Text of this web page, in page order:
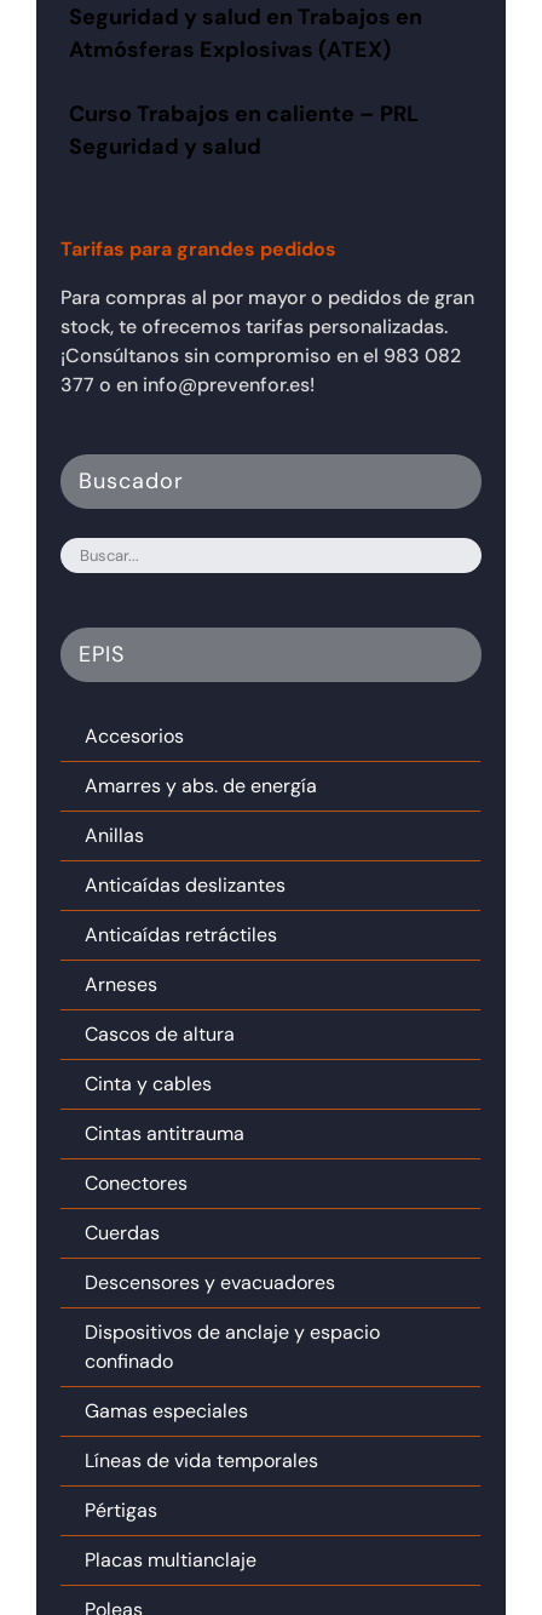
Seguridad y salud en Trabajos en
Atmósferas Explosivas (ATEX)
Curso Trabajos en caliente – PRL
Seguridad y salud
Tarifas para grandes pedidos
Para compras al por mayor o pedidos de gran
stock, te ofrecemos tarifas personalizadas.
¡Consúltanos sin compromiso en el 983 082
377 o en info@prevenfor.es!
Buscador
EPIS
Accesorios
Amarres y abs. de energía
Anillas
Anticaídas deslizantes
Anticaídas retráctiles
Arneses
Cascos de altura
Cinta y cables
Cintas antitrauma
Conectores
Cuerdas
Descensores y evacuadores
Dispositivos de anclaje y espacio
confinado
Gamas especiales
Líneas de vida temporales
Pértigas
Placas multianclaje
Poleas